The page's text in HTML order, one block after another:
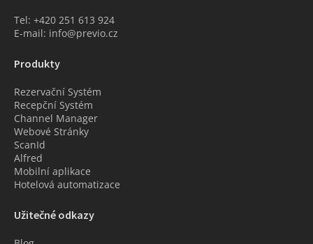
Tel: +420 251 613 924
E-mail: info@previo.cz
Produkty
Rezervační Systém
Recepční Systém
Channel Manager
Webové Stránky
ScanId
Alfred
Mobilní aplikace
Hotelová automatizace
Užitečné odkazy